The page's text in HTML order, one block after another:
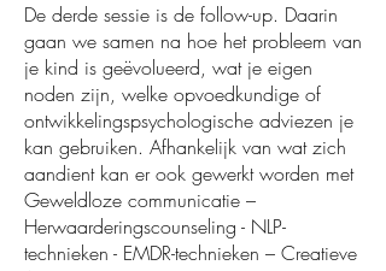
De derde sessie is de follow-up. Daarin
gaan we samen na hoe het probleem van
je kind is geëvolueerd, wat je eigen
noden zijn, welke opvoedkundige of
ontwikkelingspsychologische adviezen je
kan gebruiken. Afhankelijk van wat zich
aandient kan er ook gewerkt worden met
Geweldloze communicatie –
Herwaarderingscounseling - NLP-
technieken - EMDR-technieken – Creatieve